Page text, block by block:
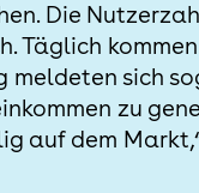
Die
Täglich
meldeten sich
zu
auf dem